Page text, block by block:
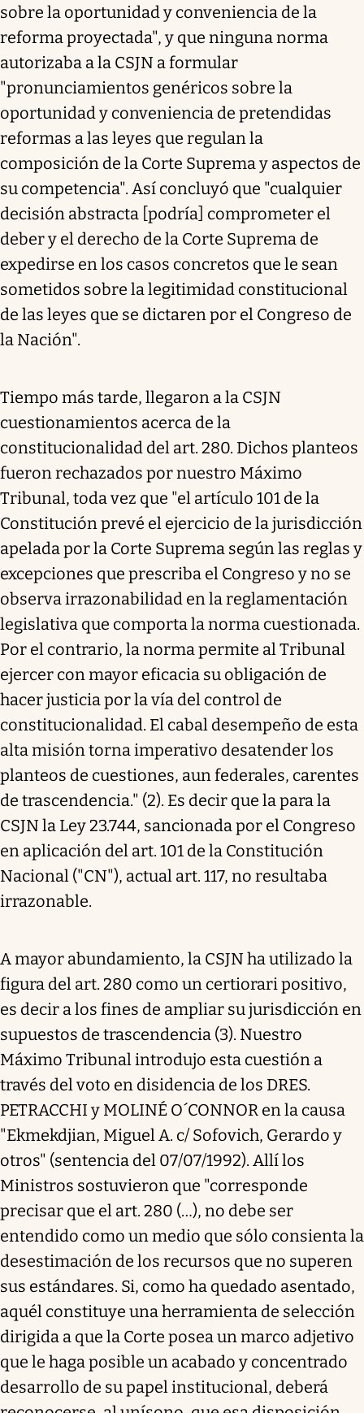
sobre la oportunidad y conveniencia de la
reforma proyectada", y que ninguna norma
autorizaba a la CSJN a formular
"pronunciamientos genéricos sobre la
oportunidad y conveniencia de pretendidas
reformas a las leyes que regulan la
composición de la Corte Suprema y aspectos de
su competencia". Así concluyó que "cualquier
decisión abstracta [podría] comprometer el
deber y el derecho de la Corte Suprema de
expedirse en los casos concretos que le sean
sometidos sobre la legitimidad constitucional
de las leyes que se dictaren por el Congreso de
la Nación".
Tiempo más tarde, llegaron a la CSJN
cuestionamientos acerca de la
constitucionalidad del art. 280. Dichos planteos
fueron rechazados por nuestro Máximo
Tribunal, toda vez que "el artículo 101 de la
Constitución prevé el ejercicio de la jurisdicción
apelada por la Corte Suprema según las reglas y
excepciones que prescriba el Congreso y no se
observa irrazonabilidad en la reglamentación
legislativa que comporta la norma cuestionada.
Por el contrario, la norma permite al Tribunal
ejercer con mayor eficacia su obligación de
hacer justicia por la vía del control de
constitucionalidad. El cabal desempeño de esta
alta misión torna imperativo desatender los
planteos de cuestiones, aun federales, carentes
de trascendencia." (2). Es decir que la para la
CSJN la Ley 23.744, sancionada por el Congreso
en aplicación del art. 101 de la Constitución
Nacional ("CN"), actual art. 117, no resultaba
irrazonable.
A mayor abundamiento, la CSJN ha utilizado la
figura del art. 280 como un certiorari positivo,
es decir a los fines de ampliar su jurisdicción en
supuestos de trascendencia (3). Nuestro
Máximo Tribunal introdujo esta cuestión a
través del voto en disidencia de los DRES.
PETRACCHI y MOLINÉ O´CONNOR en la causa
"Ekmekdjian, Miguel A. c/ Sofovich, Gerardo y
otros" (sentencia del 07/07/1992). Allí los
Ministros sostuvieron que "corresponde
precisar que el art. 280 (…), no debe ser
entendido como un medio que sólo consienta la
desestimación de los recursos que no superen
sus estándares. Si, como ha quedado asentado,
aquél constituye una herramienta de selección
dirigida a que la Corte posea un marco adjetivo
que le haga posible un acabado y concentrado
desarrollo de su papel institucional, deberá